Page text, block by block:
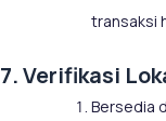
transaksi
7. Verifikasi
Bersedia